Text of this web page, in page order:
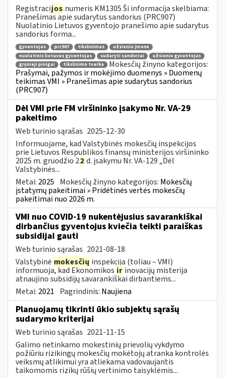
Registracijos numeris KM1305 Ši informacija skelbiama:
Pranešimas apie sudarytus sandorius (PRC907)
Nuolatinio Lietuvos gyventojo pranešimo apie sudarytus
sandorius forma...
gyventojas prc907 tikslinimas
užsienio įmonė
nuolatinis lietuvos gyventojas
sudaryti sandoriai
užsienio gyventojas
grynieji pinigai
tikslinimo tvarka
Mokesčių žinyno kategorijos:
Prašymai, pažymos ir mokėjimo duomenys » Duomenų
teikimas VMI » Pranešimas apie sudarytus sandorius
(PRC907)
Dėl VMI prie FM viršininko įsakymo Nr. VA-29
pakeitimo
Web turinio sąrašas 2025-12-30
Informuojame, kad Valstybinės mokesčių inspekcijos
prie Lietuvos Respublikos finansų ministerijos viršininko
2025 m. gruodžio 22 d. įsakymu Nr. VA-129 „Dėl
Valstybinės...
Metai: 2025 Mokesčių žinyno kategorijos: Mokesčių
įstatymų pakeitimai » Pridėtinės vertės mokesčių
pakeitimai nuo 2026 m.
VMI nuo COVID-19 nukentėjusius savarankiškai
dirbančius gyventojus kviečia teikti paraiškas
subsidijai gauti
Web turinio sąrašas 2021-08-18
Valstybinė mokesčių inspekcija (toliau – VMI)
informuoja, kad Ekonomikos ir inovacijų misterija
atnaujino subsidijų savarankiškai dirbantiems...
Metai: 2021 Pagrindinis: Naujiena
Planuojamų tikrinti ūkio subjektų sąrašų
sudarymo kriterijai
Web turinio sąrašas 2021-11-15
Galimo netinkamo mokestinių prievolių vykdymo
požiūriu rizikingų mokesčių mokėtojų atranka kontrolės
veiksmų atlikimui yra atliekama vadovaujantis
taikomomis rizikų rūšių vertinimo taisyklėmis...